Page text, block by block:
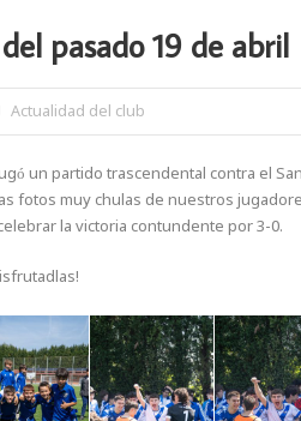
pasado 19 de abril
Actualidad del club
un partido trascendental contra el
fotos muy chulas de nuestros
la victoria contundente por 3-0.